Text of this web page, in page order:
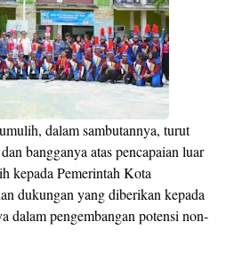
dalam sambutannya, turut
bangganya atas pencapaian luar
kepada Pemerintah Kota
dukungan yang diberikan kepada
dalam pengembangan potensi non-